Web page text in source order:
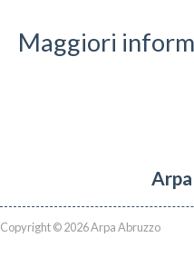
Maggiori
Copyright © 2026 Arpa Abruzzo